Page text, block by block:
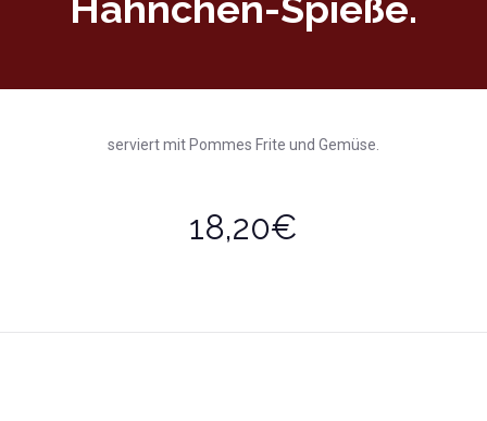
serviert mit Pommes Frite und Gemüse.
18,20€